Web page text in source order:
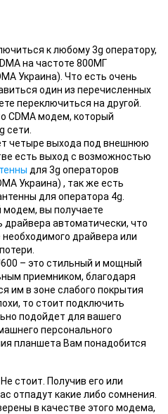
к любому 3g оператору,
на частоте 800МГ
Украина). Что есть очень
один из перечисленных
переключиться на другой.
CDMA модем, который
сети.
четыре выхода под внешнюю
есть выход с возможностью
для 3g операторов
Украина) , так же есть
для оператора 4g.
модем, вы получаете
автоматически, что
драйвера или
– это стильный и мощный
приемником, благодаря
им в зоне слабого покрытия
то стоит подключить
подойдет для вашего
персонального
планшета Вам понадобится
Не стоит. Получив его или
отпадут какие либо сомнения.
в качестве этого модема,